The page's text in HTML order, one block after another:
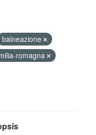
balneazione
romagna